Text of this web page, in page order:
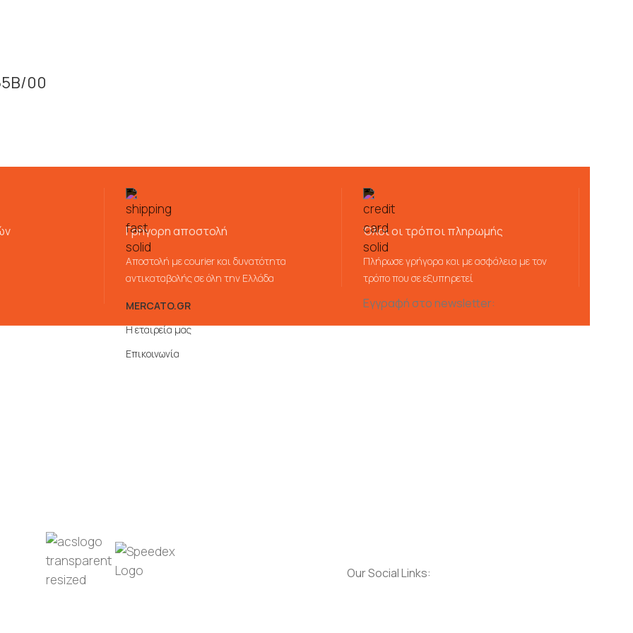
00
Γρήγορη αποστολή
Αποστολή με courier και δυνατότητα
αντικαταβολής σε όλη την Ελλάδα
Όλοι οι τρόποι πληρωμής
Πλήρωσε γρήγορα και με ασφάλεια με τον
τρόπο που σε εξυπηρετεί
MERCATO.GR
Η εταιρεία μας
Επικοινωνία
Εγγραφή στο newsletter:
Our Social Links: